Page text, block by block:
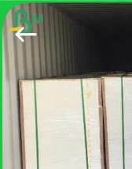
MAISON
PRODUITS
GUANGZHOU
BMPAPER
CO.,
LTD..